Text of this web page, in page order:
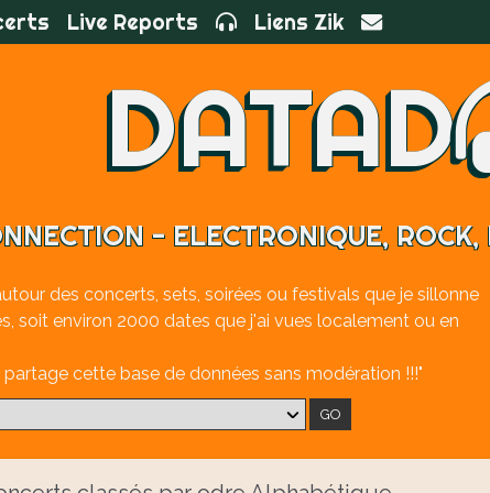
Live Reports Liens Zik
DATAD
- ELECTRONIQUE,
des concerts, sets, soirées ou festivals que je sillonne
soit environ 2000 dates que j'ai vues localement ou en
cette base de données sans modération !!!"